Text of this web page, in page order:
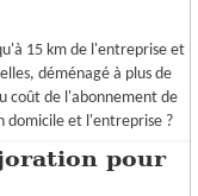
15 km de l'entreprise et
déménagé à plus de
coût de l'abonnement de
domicile et l'entreprise ?
pour